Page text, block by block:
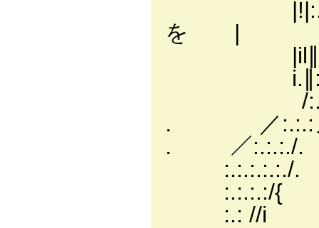
|!|:.:{三
を |
|il∥三三
i.∥:.ﾏ＞ ´
/:.:.: / ／
. ／:.:.:ノ /
. ／:.:.:./. ﾐ
:.:.:.:.:./.
:.:.:.:/{
:.: //i ／